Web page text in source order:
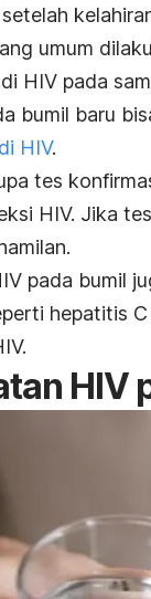
umum
HIV pada
bumil baru
HIV.
tes
HIV. Jika
pada bumil
hepatitis
HIV